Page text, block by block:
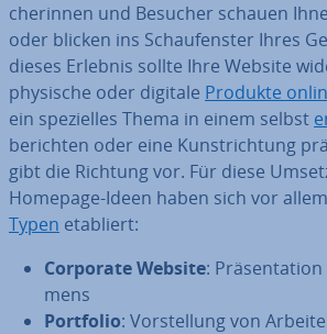
che­rin­nen und Besucher schauen
oder blicken ins Schau­fens­ter Ihres
dieses Erlebnis sollte Ihre Website
physische oder digitale Produkte
ein spe­zi­el­les Thema in einem selbst
berichten oder eine Kunst­rich­tung
gibt die Richtung vor. Für diese
Homepage-Ideen haben sich vor
Typen etabliert:
Corporate Website:
mens
Portfolio: Vor­stel­lung von